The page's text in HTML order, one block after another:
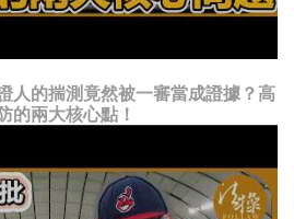
人的揣測竟然被一審當成證據？高
的兩大核心點！